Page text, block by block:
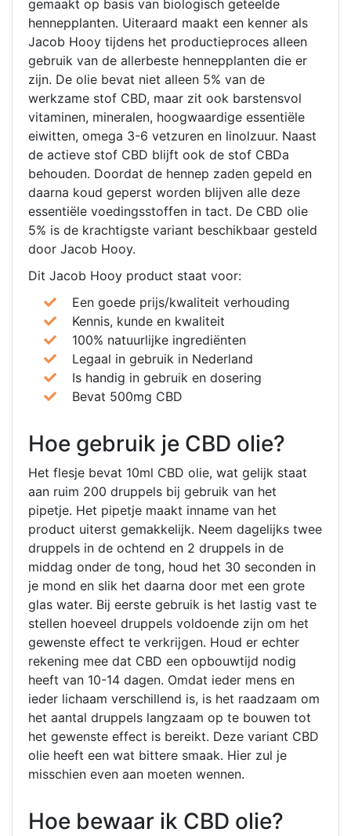
gemaakt op basis van biologisch geteelde
hennepplanten. Uiteraard maakt een kenner als
Jacob Hooy tijdens het productieproces alleen
gebruik van de allerbeste hennepplanten die er
zijn. De olie bevat niet alleen 5% van de
werkzame stof CBD, maar zit ook barstensvol
vitaminen, mineralen, hoogwaardige essentiële
eiwitten, omega 3-6 vetzuren en linolzuur. Naast
de actieve stof CBD blijft ook de stof CBDa
behouden. Doordat de hennep zaden gepeld en
daarna koud geperst worden blijven alle deze
essentiële voedingsstoffen in tact. De CBD olie
5% is de krachtigste variant beschikbaar gesteld
door Jacob Hooy.
Dit Jacob Hooy product staat voor:
Een goede prijs/kwaliteit verhouding
Kennis, kunde en kwaliteit
100% natuurlijke ingrediënten
Legaal in gebruik in Nederland
Is handig in gebruik en dosering
Bevat 500mg CBD
Hoe gebruik je CBD olie?
Het flesje bevat 10ml CBD olie, wat gelijk staat
aan ruim 200 druppels bij gebruik van het
pipetje. Het pipetje maakt inname van het
product uiterst gemakkelijk. Neem dagelijks twee
druppels in de ochtend en 2 druppels in de
middag onder de tong, houd het 30 seconden in
je mond en slik het daarna door met een grote
glas water. Bij eerste gebruik is het lastig vast te
stellen hoeveel druppels voldoende zijn om het
gewenste effect te verkrijgen. Houd er echter
rekening mee dat CBD een opbouwtijd nodig
heeft van 10-14 dagen. Omdat ieder mens en
ieder lichaam verschillend is, is het raadzaam om
het aantal druppels langzaam op te bouwen tot
het gewenste effect is bereikt. Deze variant CBD
olie heeft een wat bittere smaak. Hier zul je
misschien even aan moeten wennen.
Hoe bewaar ik CBD olie?